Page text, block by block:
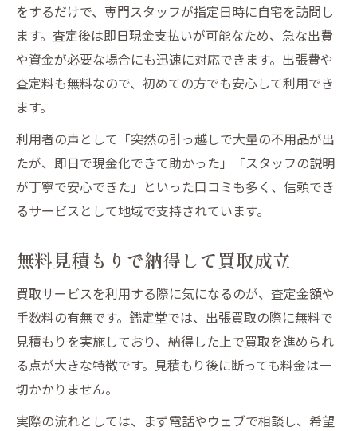
をするだけで、専門スタッフが指定日時に自宅を訪問し
ます。査定後は即日現金支払いが可能なため、急な出費
や資金が必要な場合にも迅速に対応できます。出張費や
査定料も無料なので、初めての方でも安心して利用でき
ます。
利用者の声として「突然の引っ越しで大量の不用品が出
たが、即日で現金化できて助かった」「スタッフの説明
が丁寧で安心できた」といった口コミも多く、信頼でき
るサービスとして地域で支持されています。
無料見積もりで納得して買取成立
買取サービスを利用する際に気になるのが、査定金額や
手数料の有無です。鑑定堂では、出張買取の際に無料で
見積もりを実施しており、納得した上で買取を進められ
る点が大きな特徴です。見積もり後に断っても料金は一
切かかりません。
実際の流れとしては、まず電話やウェブで相談し、希望